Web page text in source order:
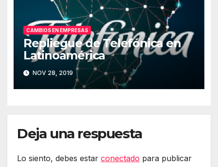
CAMBIOS EN EMPRESAS
Repliegue de Telefónica en
Latinoamérica
NOV 28, 2019
Deja una respuesta
Lo siento, debes estar conectado para publicar